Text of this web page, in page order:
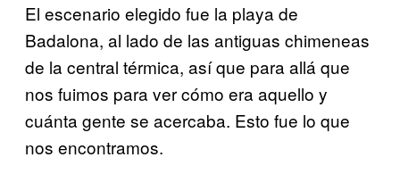
El escenario elegido fue la playa de
Badalona, al lado de las antiguas chimeneas
de la central térmica, así que para allá que
nos fuimos para ver cómo era aquello y
cuánta gente se acercaba. Esto fue lo que
nos encontramos.